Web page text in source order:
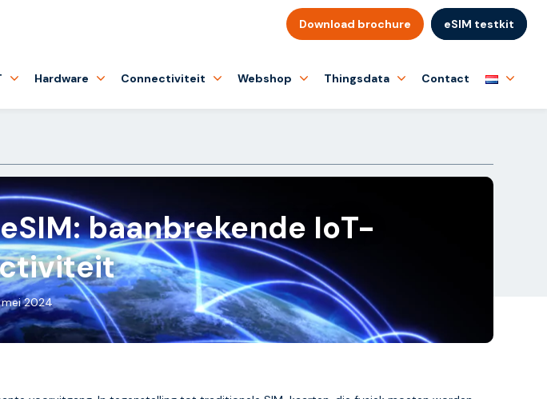
Download brochure eSIM testkit
Hardware Connectiviteit Webshop Thingsdata Contact
baanbrekende IoT-
2024